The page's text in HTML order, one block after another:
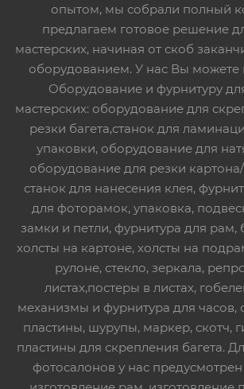
опытом, мы собрали полный
предлагаем готовое решение
мастерских, начиная от скоб
оборудованием. У нас Вы можете
Оборудование и фурнитуру
мастерских: оборудование для
резки багета,станок для
упаковки, оборудование для
оборудование для резки
станок для нанесения клея,
для фоторамок, упаковка,
замки и петли, фурнитура для рам,
холсты на картоне, холсты на
рулоне, стекло, зеркала,
листах,постеры в листах,
механизмы и фурнитура для часов,
пластины, шурупы, маркер, скотч,
пластины для скрепления багета.
фотосалонов у нас